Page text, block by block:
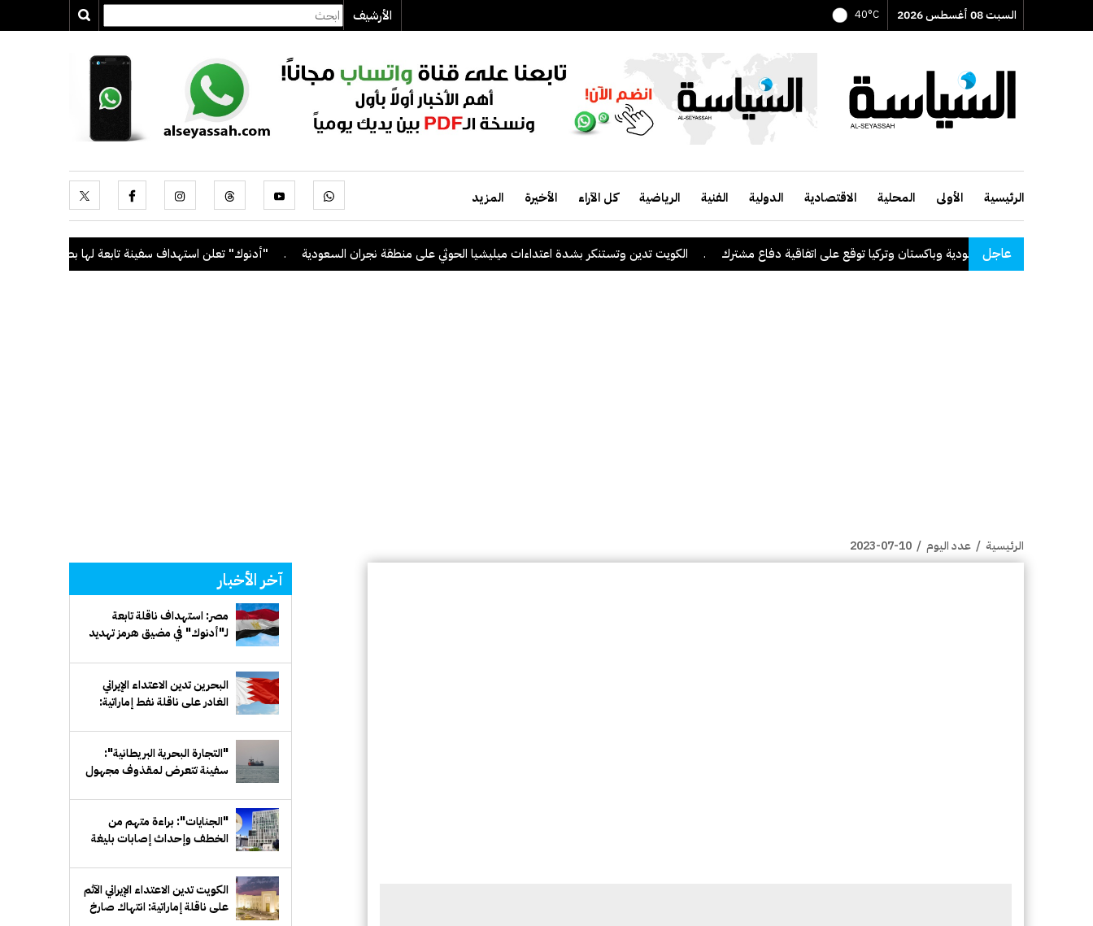
السبت 08 أغسطس 2026 40°C الأرشيف
الرئيسية الأولى المحلية الاقتصادية الدولية الفنية الرياضية كل الآراء الأخيرة المزيد
عاجل
السعودية وباكستان وتركيا توقع على اتفاقية دفاع مشترك . الكويت تدين وتستنكر بشدة اعتداءات ميليشيا الحوثي على منطقة نجران السعودية . "أدنوك" تعلن استهداف سفينة تابعة لها بصاروخ أثناء عبورها
الرئيسية / عدد اليوم /
2023-07-10
آخر الأخبار
مصر: استهداف ناقلة تابعة
لـ"أدنوك" في مضيق هرمز تهديد
البحرين تدين الاعتداء الإيراني
الغادر على ناقلة نفط إماراتية:
"التجارة البحرية البريطانية":
سفينة تتعرض لمقذوف مجهول
"الجنايات": براءة متهم من
الخطف وإحداث إصابات بليغة
الكويت تدين الاعتداء الإيراني الآثم
على ناقلة إماراتية: انتهاك صارخ